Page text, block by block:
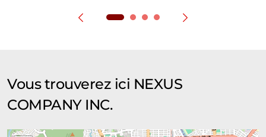
Vous trouverez ici NEXUS
COMPANY INC.